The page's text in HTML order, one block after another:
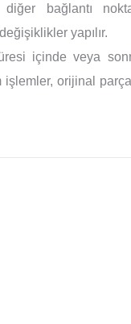
bağlantı
yapılır.
içinde veya
işlemler, orijinal